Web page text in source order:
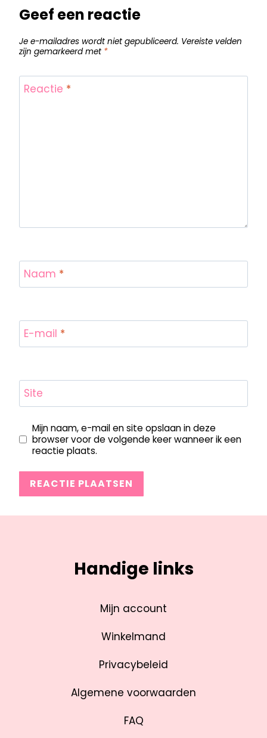
Geef een reactie
Je e-mailadres wordt niet gepubliceerd. Vereiste velden
zijn gemarkeerd met *
Reactie *
Naam *
E-mail *
Site
Mijn naam, e-mail en site opslaan in deze
browser voor de volgende keer wanneer ik een
reactie plaats.
Handige links
Mijn account
Winkelmand
Privacybeleid
Algemene voorwaarden
FAQ